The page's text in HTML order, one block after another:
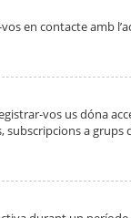
en contacte amb
vos us dóna
a grups